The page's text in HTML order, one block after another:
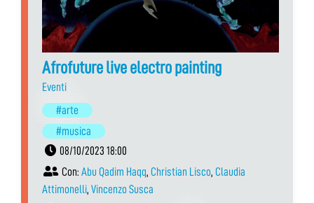
Afrofuture live electro painting
Eventi
#arte
#musica
08/10/2023 18:00
Con: Abu Qadim Haqq, Christian Lisco, Claudia
Attimonelli, Vincenzo Susca